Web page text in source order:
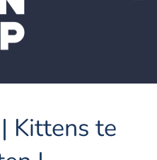
Kittens te